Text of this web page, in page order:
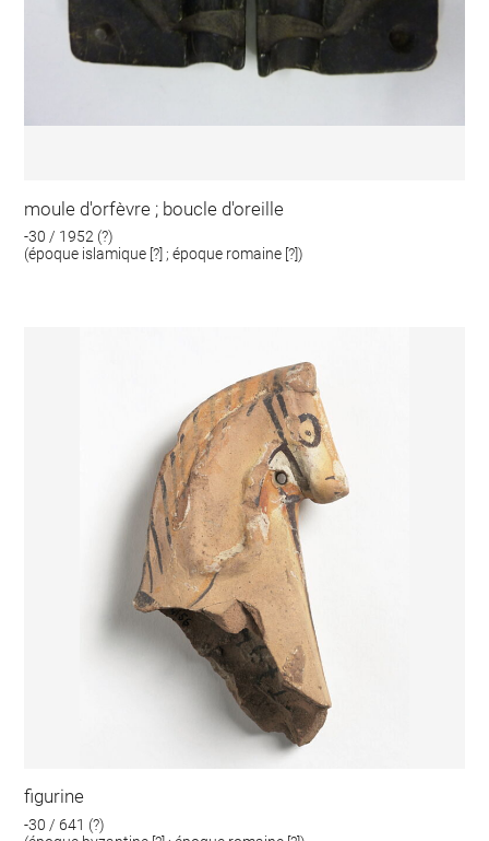
moule d'orfèvre ; boucle d'oreille
-30 / 1952 (?)
(époque islamique [?] ; époque romaine [?])
figurine
-30 / 641 (?)